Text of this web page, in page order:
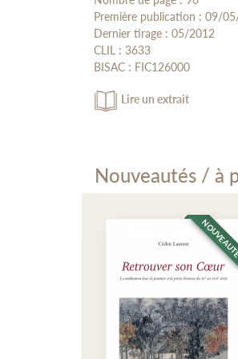
Première publication : 09/
Dernier tirage : 05/2012
CLIL : 3633
BISAC : FIC126000
Lire un extrait
Nouveautés / à
NOUVEAUTÉ